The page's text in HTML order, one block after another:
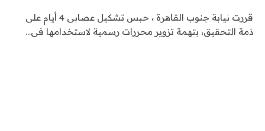
قررت نيابة جنوب القاهرة ، حبس تشكيل عصابى 4 أيام على
ذمة التحقيق، بتهمة تزوير محررات رسمية لاستخدامها فى…